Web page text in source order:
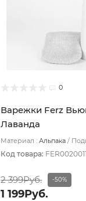
0
Варежки Ferz
Лаванда
Материал : Альпака
Код товара:
2 399Руб. -50%
1 199Руб.